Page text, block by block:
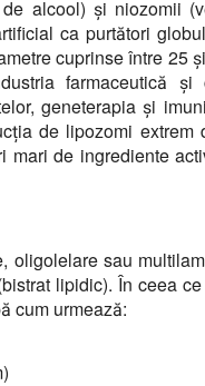
alcool) și niozomii
ca purtători
cuprinse între 25
farmaceutică
geneterapia și
de lipozomi extrem
mari de ingrediente
oligolelare sau
lipidic). În ceea
cum urmează: